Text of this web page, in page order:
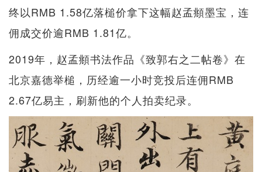
终以RMB 1.58亿落槌价拿下这幅赵孟頫墨宝，连
佣成交价逾RMB 1.81亿。
2019年，赵孟頫书法作品《致郭右之二帖卷》在
北京嘉德举槌，历经逾一小时竞投后连佣RMB
2.67亿易主，刷新他的个人拍卖纪录。